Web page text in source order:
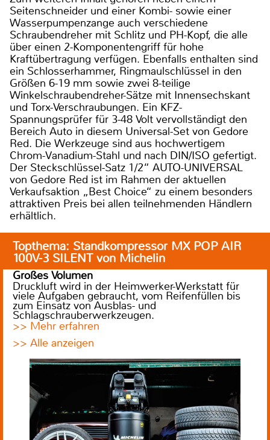
Seitenschneider und einer Kombi- sowie einer
Wasserpumpenzange auch verschiedene
Schraubendreher mit Schlitz und PH-Kopf, die alle
über einen 2-Komponentengriff für hohe
Kraftübertragung verfügen. Ebenfalls enthalten sind
ein Schlosserhammer, Ringmaulschlüssel in den
Größen 6-19 mm sowie zwei 8-teilige
Winkelschraubendreher-Sätze mit Innensechskant
und Torx-Verschraubungen. Ein KFZ-
Spannungsprüfer für 3-48 Volt vervollständigt den
Bereich Auto in diesem Universal-Set von Gedore
Red. Die Werkzeuge sind aus hochwertigem
Chrom-Vanadium-Stahl und nach DIN/ISO gefertigt.
Der Steckschlüssel-Satz 1/2“ AUTO-UNIVERSAL
von Gedore Red ist im Rahmen der aktuellen
Verkaufsaktion „Best Choice“ zu einem besonders
attraktiven Preis bei allen teilnehmenden Händlern
erhältlich.
Topthema: Standkompressor MX POP AIR
100V-3 SILENT von Michelin
Großes Volumen
Druckluft wird in der Heimwerker-Werkstatt für
viele Aufgaben gebraucht, vom Reifenfüllen bis
zum Einsatz von Ausblas- und
Schlagschrauberwerkzeugen.
>> Mehr erfahren
>> Alle anzeigen